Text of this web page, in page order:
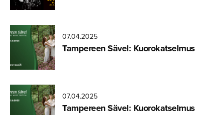
07.04.2025
Tampereen Sävel: Kuorokat­selmus
07.04.2025
Tampereen Sävel: Kuorokat­selmus